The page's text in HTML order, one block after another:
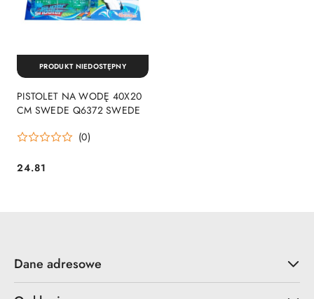
PISTOLET NA WODĘ 40X20
CM SWEDE Q6372 SWEDE
(0)
Cena:
24.81
PRODUKT NIEDOSTĘPNY
Dane adresowe